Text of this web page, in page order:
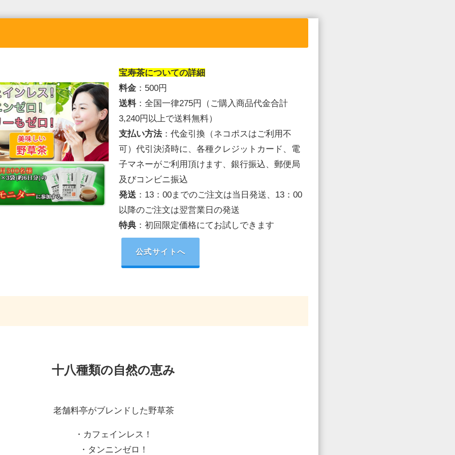
宝寿茶についての詳細
料金：500円
送料： 全国一律275円（ご購入商品代金合計
3,240円以上で送料無料）
支払い方法： 代金引換 （ネコポスはご利用不
可） 代引決済時に、各種クレジットカード、電
子マネーがご利用頂けます、銀行振込、郵便局
及びコンビニ振込
発送 ： 13：00までのご注文は当日発送、13：00
以降のご注文は翌営業日の発送
特典：初回限定価格にてお試しできます
公式サイトへ
十八種類の自然の恵み
老舗料亭がブレンドした野草茶
・カフェインレス！
・タンニンゼロ！